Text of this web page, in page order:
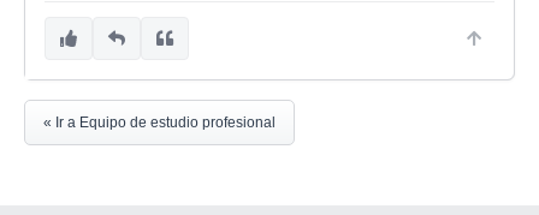
« Ir a Equipo de estudio profesional